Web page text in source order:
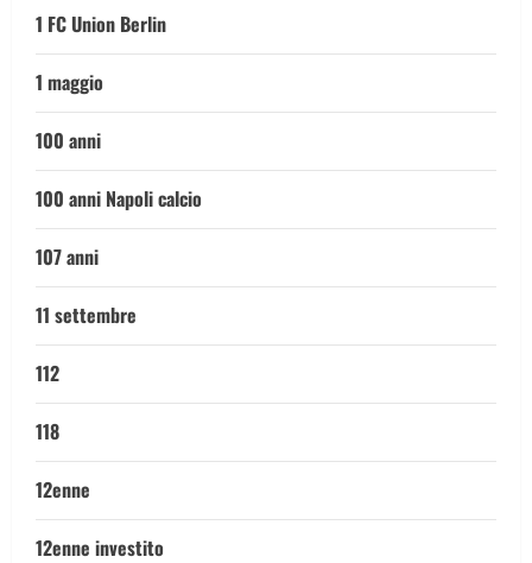
1 FC Union Berlin
1 maggio
100 anni
100 anni Napoli calcio
107 anni
11 settembre
112
118
12enne
12enne investito